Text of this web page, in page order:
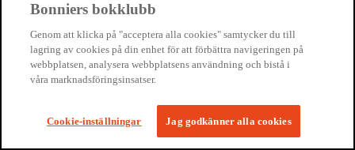
One dark window
Rachel Gillig
Bonniers bokklubb
Genom att klicka på "acceptera alla cookies" samtycker du till
lagring av cookies på din enhet för att förbättra navigeringen på
webbplatsen, analysera webbplatsens användning och bistå i
våra marknadsföringsinsatser.
Cookie-inställningar Jag godkänner alla cookies